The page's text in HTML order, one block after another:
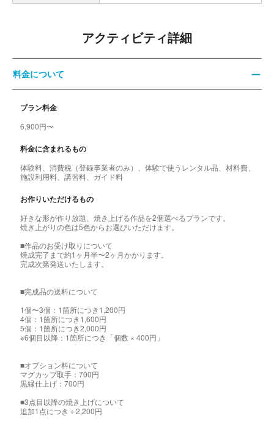
アクティビティ詳細
料金について
プラン料金
6,900円〜
料金に含まれるもの
体験料、消費税（登録事業者のみ）、体験で使うレンタル品、材料費、
施設利用料、講習料、ガイド料
お作りいただけるもの
好きな形が作り放題、焼き上げる作品を2個選べるプランです。
焼き上がりの色は5色からお選びいただけます。
■作品のお受け取りについて
焼成完了まで約1ヶ月半〜2ヶ月かかります。
完成次第発送いたします。
■完成品の送料について
1個〜3個：1箇所につき1,200円
4個：1箇所につき1,600円
5個：1箇所につき2,000円
※6個目以降：1箇所につき「個数 × 400円」
■オプション料について
マグカップ取手：700円
黒縁仕上げ：700円
■3点目以降の焼き上げについて
追加1点につき＋2,200円